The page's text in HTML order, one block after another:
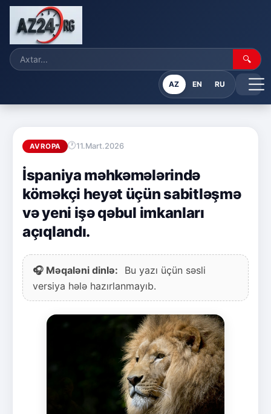
🔍
AZ EN RU
AVROPA 11.Mart.2026
İspaniya məhkəmələrində
köməkçi heyət üçün sabitləşmə
və yeni işə qəbul imkanları
açıqlandı.
🎧 Məqaləni dinlə:
Bu yazı üçün səsli
versiya hələ hazırlanmayıb.